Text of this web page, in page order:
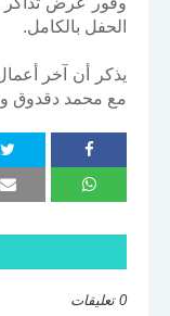
الحفل بالكامل.
مع محمد دقدوق
0 تعليقات